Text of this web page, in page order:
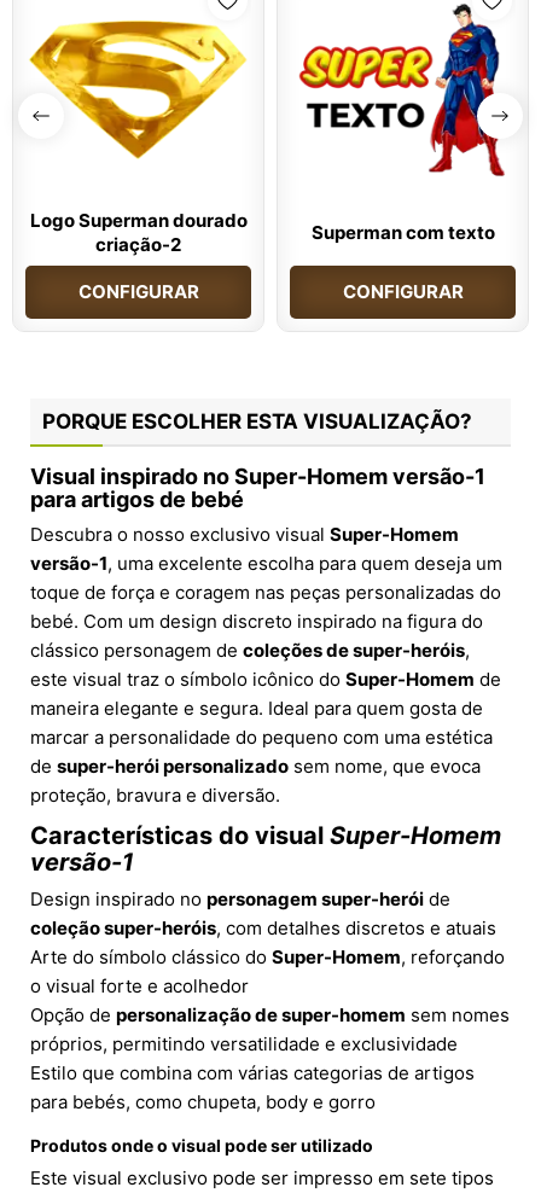
Logo Superman dourado
criação-2
CONFIGURAR
Superman com texto
CONFIGURAR
PORQUE ESCOLHER ESTA VISUALIZAÇÃO?
Visual inspirado no Super-Homem versão-1
para artigos de bebé
Descubra o nosso exclusivo visual Super-Homem
versão-1, uma excelente escolha para quem deseja um
toque de força e coragem nas peças personalizadas do
bebé. Com um design discreto inspirado na figura do
clássico personagem de coleções de super-heróis,
este visual traz o símbolo icônico do Super-Homem de
maneira elegante e segura. Ideal para quem gosta de
marcar a personalidade do pequeno com uma estética
de super-herói personalizado sem nome, que evoca
proteção, bravura e diversão.
Características do visual Super-Homem
versão-1
Design inspirado no personagem super-herói de
coleção super-heróis, com detalhes discretos e atuais
Arte do símbolo clássico do Super-Homem, reforçando
o visual forte e acolhedor
Opção de personalização de super-homem sem nomes
próprios, permitindo versatilidade e exclusividade
Estilo que combina com várias categorias de artigos
para bebés, como chupeta, body e gorro
Produtos onde o visual pode ser utilizado
Este visual exclusivo pode ser impresso em sete tipos